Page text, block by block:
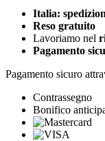
Italia:
Reso gratuito
Lavoriamo nel
Pagamento
Pagamento sicuro
Contrassegno
Bonifico